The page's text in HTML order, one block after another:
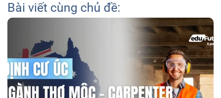
Bài viết cùng chủ đề: